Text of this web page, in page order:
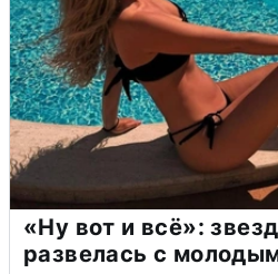
«Ну вот и всё»:
развелась с